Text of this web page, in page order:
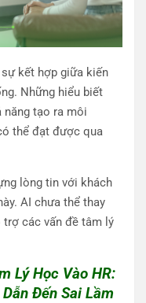
kết hợp giữa kiến
Những hiểu biết
năng tạo ra môi
thể đạt được qua
lòng tin với khách
AI chưa thể thay
các vấn đề tâm lý
Lý Học Vào HR:
Đến Sai Lầm